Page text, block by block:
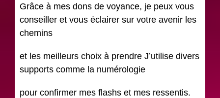
Grâce à mes dons de voyance, je peux vous
conseiller et vous éclairer sur votre avenir les
chemins
et les meilleurs choix à prendre J’utilise divers
supports comme la numérologie
pour confirmer mes flashs et mes ressentis.